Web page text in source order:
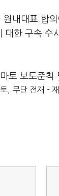
원내대표 합
대한 구속 수
토 보도준칙
, 무단 전재 - 재